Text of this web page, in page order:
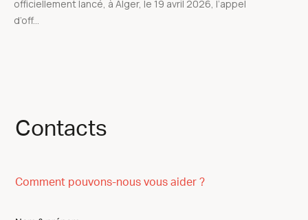
officiellement lancé, à Alger, le 19 avril 2026, l’appel
d’off...
Contacts
Comment pouvons-nous vous aider ?